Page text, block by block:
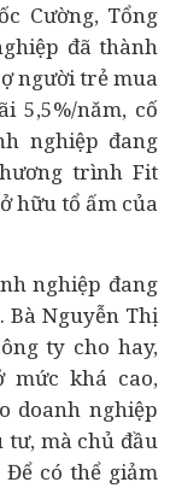
Cường, Tổng
đã thành
người trẻ mua
5,5%/năm, cố
nghiệp đang
trình Fit
hữu tổ ấm của
nghiệp đang
Bà Nguyễn Thị
ty cho hay,
mức khá cao,
doanh nghiệp
tư, mà chủ đầu
có thể giảm